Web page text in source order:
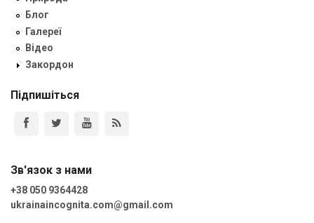
Блог
Галереї
Відео
Закордон
Підпишіться
Зв'язок з нами
+38 050 9364428
ukrainaincognita.com@gmail.com